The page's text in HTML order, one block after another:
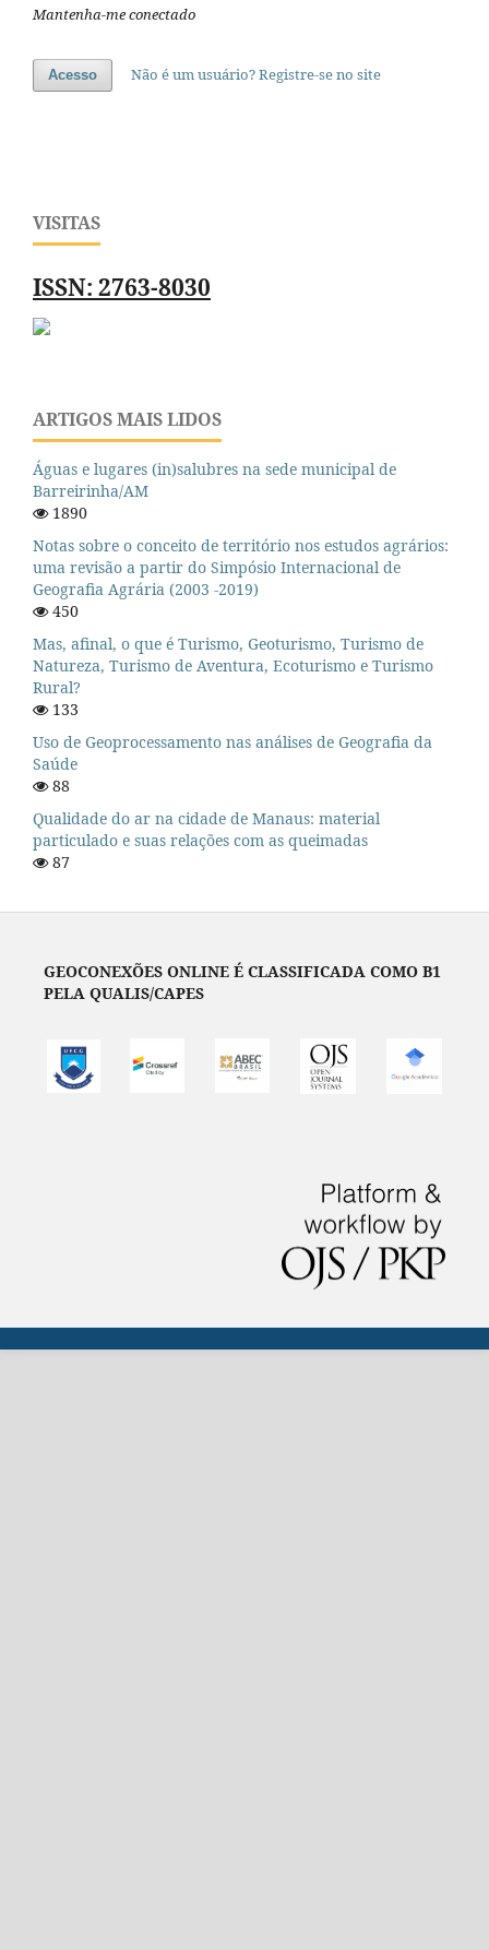
Mantenha-me conectado
Acesso Não é um usuário? Registre-se no site
VISITAS
ISSN: 2763-8030
ARTIGOS MAIS LIDOS
Águas e lugares (in)salubres na sede municipal de
Barreirinha/AM
1890
Notas sobre o conceito de território nos estudos agrários:
uma revisão a partir do Simpósio Internacional de
Geografia Agrária (2003 -2019)
450
Mas, afinal, o que é Turismo, Geoturismo, Turismo de
Natureza, Turismo de Aventura, Ecoturismo e Turismo
Rural?
133
Uso de Geoprocessamento nas análises de Geografia da
Saúde
88
Qualidade do ar na cidade de Manaus: material
particulado e suas relações com as queimadas
87
GEOCONEXÕES ONLINE É CLASSIFICADA COMO B1
PELA QUALIS/CAPES